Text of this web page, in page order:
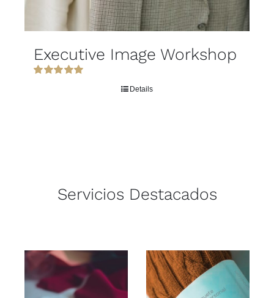
Executive Image Workshop
Details
Servicios Destacados